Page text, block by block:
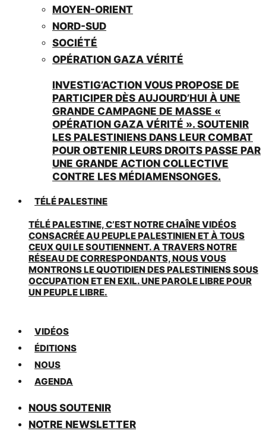
MOYEN-ORIENT
NORD-SUD
SOCIÉTÉ
OPÉRATION GAZA VÉRITÉ
INVESTIG’ACTION VOUS PROPOSE DE
PARTICIPER DÈS AUJOURD’HUI À UNE
GRANDE CAMPAGNE DE MASSE «
OPÉRATION GAZA VÉRITÉ ». SOUTENIR
LES PALESTINIENS DANS LEUR COMBAT
POUR OBTENIR LEURS DROITS PASSE PAR
UNE GRANDE ACTION COLLECTIVE
CONTRE LES MÉDIAMENSONGES.
TÉLÉ PALESTINE
TÉLÉ PALESTINE, C’EST NOTRE CHAÎNE VIDÉOS
CONSACRÉE AU PEUPLE PALESTINIEN ET À TOUS
CEUX QUI LE SOUTIENNENT. A TRAVERS NOTRE
RÉSEAU DE CORRESPONDANTS, NOUS VOUS
MONTRONS LE QUOTIDIEN DES PALESTINIENS SOUS
OCCUPATION ET EN EXIL. UNE PAROLE LIBRE POUR
UN PEUPLE LIBRE.
VIDÉOS
ÉDITIONS
NOUS
AGENDA
NOUS SOUTENIR
NOTRE NEWSLETTER